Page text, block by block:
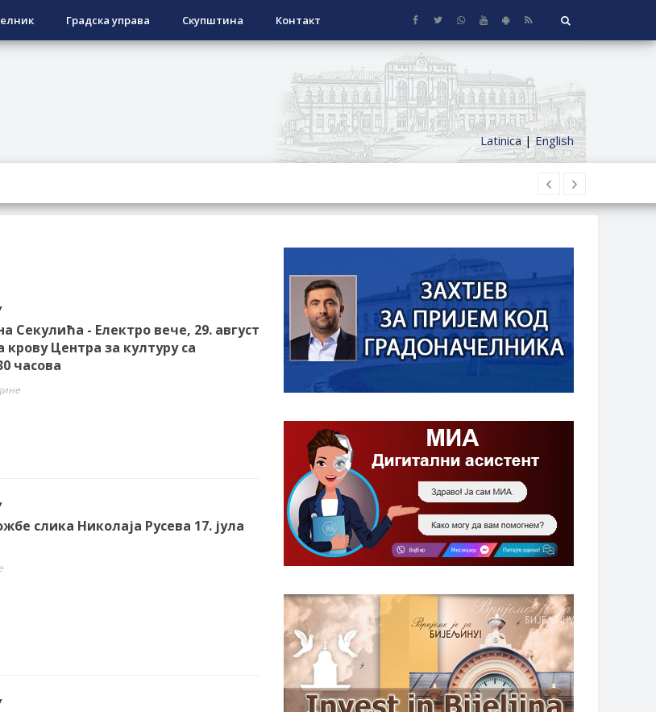
Градска управа Скупштина Контакт
Latinica|English
ОТПАДА УЗ ДОДЈЕЛУ ФИНАНСИЈСКЕ НАГРАДЕ
СРЕДСТАВА ЗА СУФИНАНСИРАЊЕ КУПОВИНЕ СЕОСКЕ КУЋЕ СА ОКУЋНИЦОМ НА
СУ ОСТВАРИЛИ ПРАВО НА ГРАДСКИ МЈЕСЕЧНИ БОРАЧКИ ДОДАТАК ЗА
набавку школског прибора основцима
од 13. марта до 15. новембра
Секулића - Електро вече, 29. август
крову Центра за културу са
часова
слика Николаја Русева 17. јула